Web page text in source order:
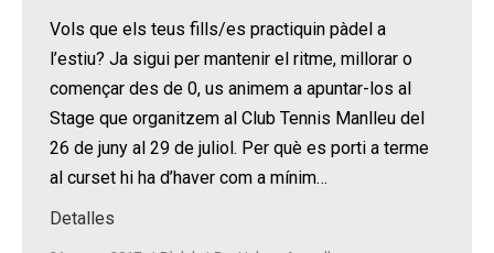
Vols que els teus fills/es practiquin pàdel a
l’estiu? Ja sigui per mantenir el ritme, millorar o
començar des de 0, us animem a apuntar-los al
Stage que organitzem al Club Tennis Manlleu del
26 de juny al 29 de juliol. Per què es porti a terme
al curset hi ha d’haver com a mínim…
Detalles